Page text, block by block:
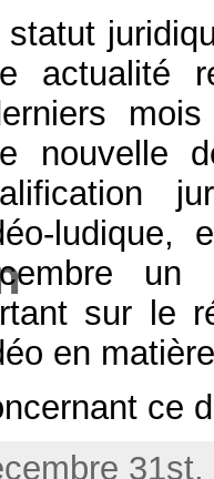
statut
actualité
nouvelle
ludique,
un
sur le
en
ce